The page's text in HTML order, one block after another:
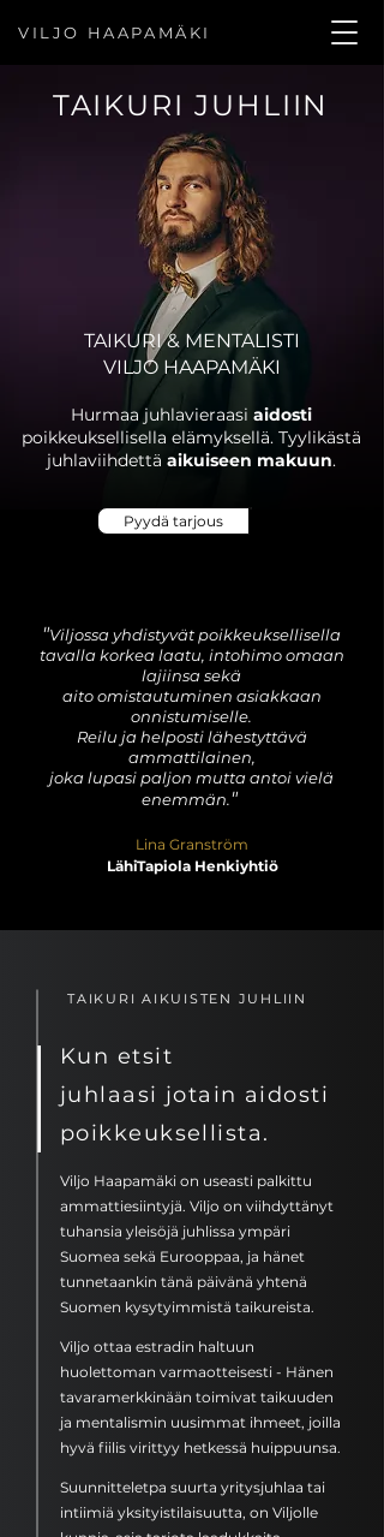
VILJO HAAPAMÄKI
TAIKURI JUHLIIN
TAIKURI & MENTALISTI
VILJO HAAPAMÄKI
Hurmaa juhlavieraasi aidosti
poikkeuksellisella elämyksellä. Tyylikästä
juhlaviihdettä aikuiseen makuun.
Pyydä tarjous
"Viljossa yhdistyvät poikkeuksellisella
tavalla korkea laatu, intohimo omaan
lajiinsa sekä
aito omistautuminen asiakkaan
onnistumiselle.
Reilu ja helposti lähestyttävä
ammattilainen,
joka lupasi paljon mutta antoi vielä
enemmän."
Lina Granström
LähiTapiola Henkiyhtiö
TAIKURI AIKUISTEN JUHLIIN
Kun etsit
juhlaasi jotain aidosti
poikkeuksellista.
Viljo Haapamäki on useasti palkittu
ammattiesiintyjä.​ Viljo on viihdyttänyt
tuhansia yleisöjä juhlissa ympäri
Suomea sekä Eurooppaa, ja hänet
tunnetaankin tänä päivänä yhtenä
Suomen kysytyimmistä taikureista.
Viljo ottaa estradin haltuun
huolettoman varmaotteisesti - Hänen
tavaramerkkinään toimivat taikuuden
ja mentalismin uusimmat ihmeet, joilla
hyvä fiilis virittyy hetkessä huippuunsa.
Suunnitteletpa suurta yritysjuhlaa tai
intiimiä yksityistilaisuutta, on Viljolle